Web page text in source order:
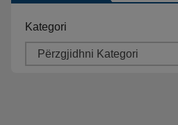
Kategori